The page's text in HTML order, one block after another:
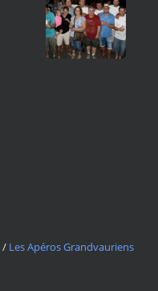
/ Les Apéros Grandvauriens